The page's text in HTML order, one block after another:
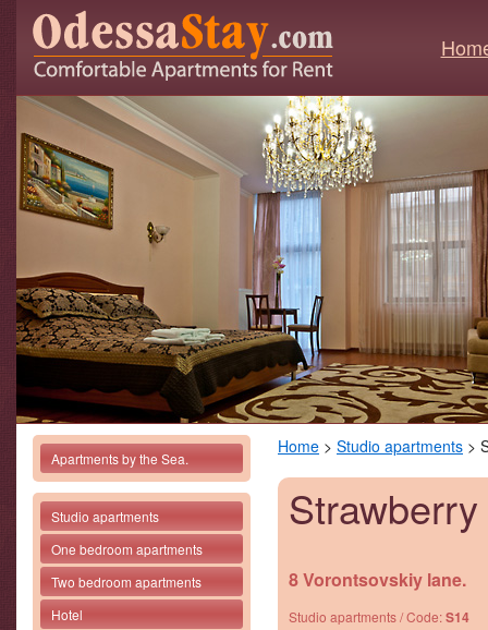
Apartments by the Sea.
Studio apartments
One bedroom apartments
Two bedroom apartments
Hotel
Home > Studio apartments >
Strawberry
8 Vorontsovskiy lane.
Studio apartments / Code:S14